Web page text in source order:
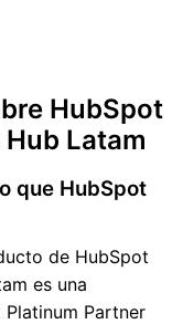
HubSpot
Latam
que HubSpot
de HubSpot
es una
Partner